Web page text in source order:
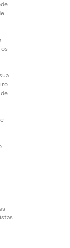
os
de